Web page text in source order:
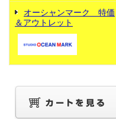
オーシャンマーク 特価
＆アウトレット